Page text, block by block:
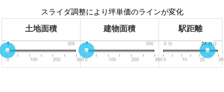
スライダ調整により坪単価のラインが変化
土地面積 建物面積 駅距離
0 300
5
0 100 200 300
0 300
7
0 100 200 300
0 分 30分
24分
0 10 20 30